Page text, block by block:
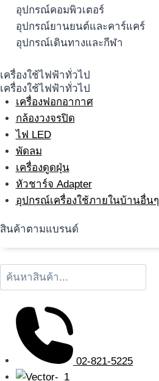
อุปกรณ์คอมพิวเตอร์
อุปกรณ์ยานยนต์และคาร์แคร์
อุปกรณ์เดินทางและกีฬา
เครื่องใช้ไฟฟ้าทั่วไป
เครื่องใช้ไฟฟ้าทั่วไป
เครื่องฟอกอากาศ
กล้องวงจรปิด
ไฟ LED
พัดลม
เครื่องดูดฝุ่น
หัวชาร์จ Adapter
อุปกรณ์เครื่องใช้ภายในบ้านอื่นๆ
สินค้าตามแบรนด์
02-821-5225